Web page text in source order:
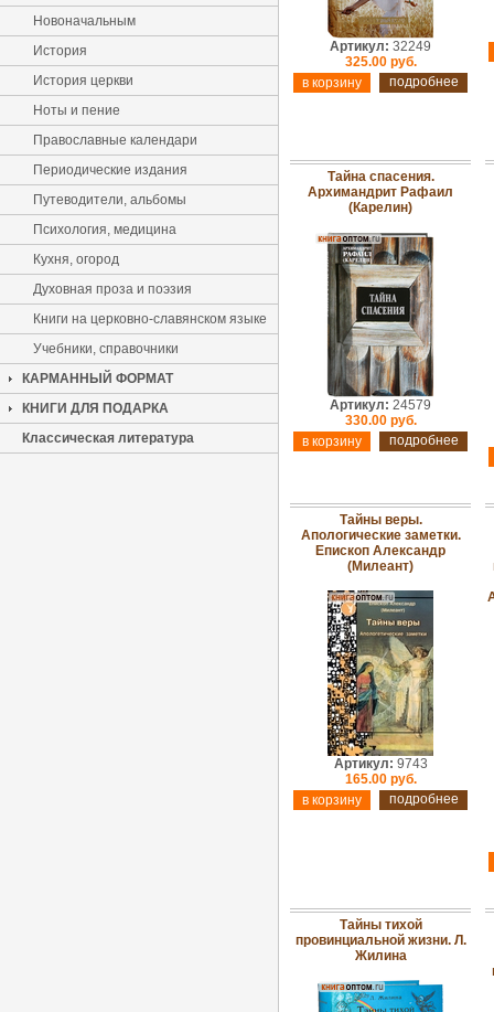
Новоначальным
История
История церкви
Ноты и пение
Православные календари
Периодические издания
Путеводители, альбомы
Психология, медицина
Кухня, огород
Духовная проза и поэзия
Книги на церковно-славянском языке
Учебники, справочники
КАРМАННЫЙ ФОРМАТ
КНИГИ ДЛЯ ПОДАРКА
Классическая литература
Артикул: 32249
325.00 руб.
подробнее
Тайна спасения.
Архимандрит Рафаил
(Карелин)
Артикул: 24579
330.00 руб.
подробнее
Тайны веры.
Апологические заметки.
Епископ Александр
(Милеант)
Артикул: 9743
165.00 руб.
подробнее
Тайны тихой
провинциальной жизни. Л.
Жилина